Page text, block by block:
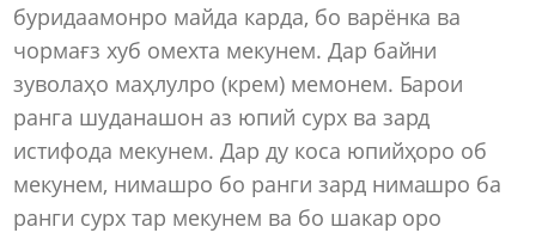
буридаамонро майда карда, бо варёнка ва
чормағз хуб омехта мекунем. Дар байни
зуволаҳо маҳлулро (крем) мемонем. Барои
ранга шуданашон аз юпий сурх ва зард
истифода мекунем. Дар ду коса юпийҳоро об
мекунем, нимашро бо ранги зард нимашро ба
ранги сурх тар мекунем ва бо шакар оро